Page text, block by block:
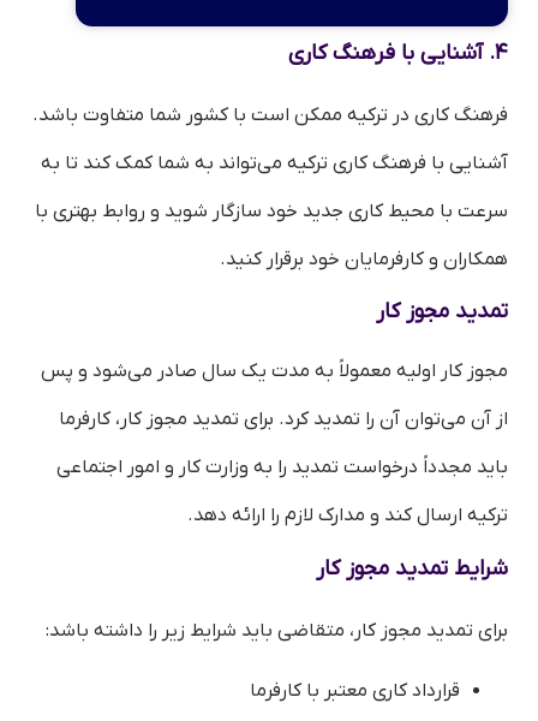
۴. آشنایی با فرهنگ کاری
فرهنگ کاری در ترکیه ممکن است با کشور شما متفاوت باشد.
آشنایی با فرهنگ کاری ترکیه می‌تواند به شما کمک کند تا به
سرعت با محیط کاری جدید خود سازگار شوید و روابط بهتری با
همکاران و کارفرمایان خود برقرار کنید.
تمدید مجوز کار
مجوز کار اولیه معمولاً به مدت یک سال صادر می‌شود و پس
از آن می‌توان آن را تمدید کرد. برای تمدید مجوز کار، کارفرما
باید مجدداً درخواست تمدید را به وزارت کار و امور اجتماعی
ترکیه ارسال کند و مدارک لازم را ارائه دهد.
شرایط تمدید مجوز کار
برای تمدید مجوز کار، متقاضی باید شرایط زیر را داشته باشد:
قرارداد کاری معتبر با کارفرما